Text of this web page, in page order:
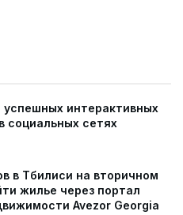
успешных интерактивных
социальных сетях
в Тбилиси на вторичном
жилье через портал
Avezor Georgia